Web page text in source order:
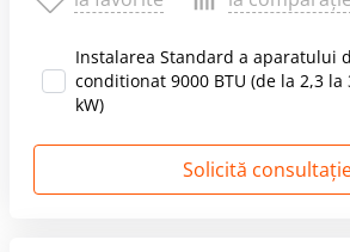
Instalarea Standard a aparatului
conditionat 9000 BTU (de la 2,3 la
kW)
Solicită